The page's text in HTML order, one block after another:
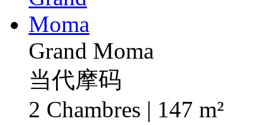
Grand Moma
当代摩码
2 Chambres | 147 m²